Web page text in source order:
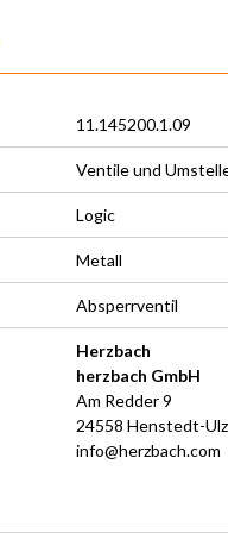
11.145200.1.09
Ventile und
Logic
Metall
Absperrventil
Herzbach
herzbach GmbH
Am Redder 9
24558 Henstedt-
info@herzbach.com